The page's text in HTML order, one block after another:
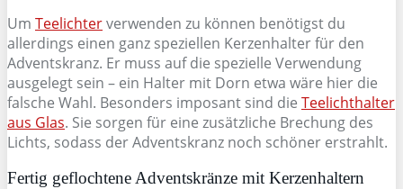
Um Teelichterverwenden zu können benötigst du
allerdings einen ganz speziellen Kerzenhalter für den
Adventskranz. Er muss auf die spezielle Verwendung
ausgelegt sein – ein Halter mit Dorn etwa wäre hier die
falsche Wahl. Besonders imposant sind die Teelichthalter
aus Glas. Sie sorgen für eine zusätzliche Brechung des
Lichts, sodass der Adventskranz noch schöner erstrahlt.
Fertig geflochtene Adventskränze mit Kerzenhaltern